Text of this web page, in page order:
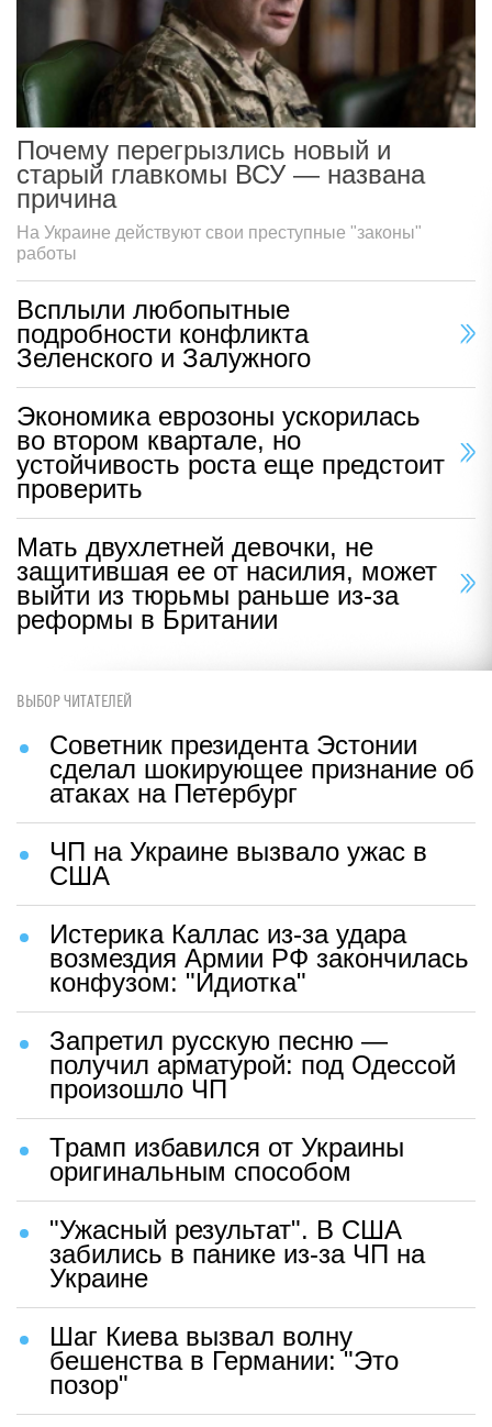
Почему перегрызлись новый и
старый главкомы ВСУ — названа
причина
На Украине действуют свои преступные "законы"
работы
Всплыли любопытные
подробности конфликта
Зеленского и Залужного
Экономика еврозоны ускорилась
во втором квартале, но
устойчивость роста еще предстоит
проверить
Мать двухлетней девочки, не
защитившая ее от насилия, может
выйти из тюрьмы раньше из-за
реформы в Британии
ВЫБОР ЧИТАТЕЛЕЙ
Советник президента Эстонии
сделал шокирующее признание об
атаках на Петербург
ЧП на Украине вызвало ужас в
США
Истерика Каллас из-за удара
возмездия Армии РФ закончилась
конфузом: "Идиотка"
Запретил русскую песню —
получил арматурой: под Одессой
произошло ЧП
Трамп избавился от Украины
оригинальным способом
"Ужасный результат". В США
забились в панике из-за ЧП на
Украине
Шаг Киева вызвал волну
бешенства в Германии: "Это
позор"